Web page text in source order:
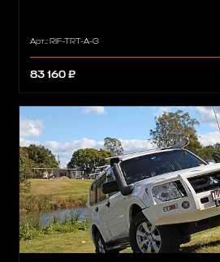
Арт.: RIF-TRT-A-G
83 160 ₽